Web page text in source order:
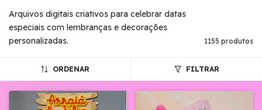
Arquivos digitais criativos para celebrar datas
especiais com lembranças e decorações
personalizadas.
1155 produtos
ORDENAR FILTRAR